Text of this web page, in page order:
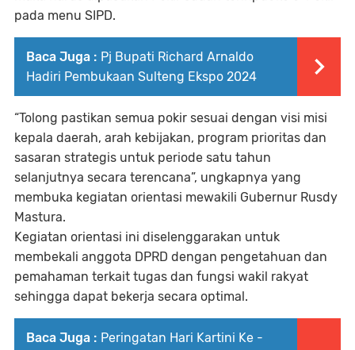
pada menu SIPD.
Baca Juga : Pj Bupati Richard Arnaldo
Hadiri Pembukaan Sulteng Ekspo 2024
“Tolong pastikan semua pokir sesuai dengan visi misi
kepala daerah, arah kebijakan, program prioritas dan
sasaran strategis untuk periode satu tahun
selanjutnya secara terencana”, ungkapnya yang
membuka kegiatan orientasi mewakili Gubernur Rusdy
Mastura.
Kegiatan orientasi ini diselenggarakan untuk
membekali anggota DPRD dengan pengetahuan dan
pemahaman terkait tugas dan fungsi wakil rakyat
sehingga dapat bekerja secara optimal.
Baca Juga : Peringatan Hari Kartini Ke -